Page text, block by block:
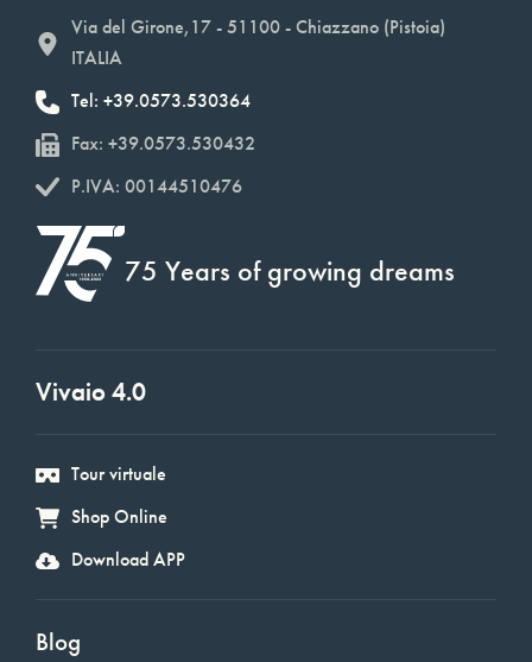
Via del Girone,17 - 51100 - Chiazzano (Pistoia)
ITALIA
Tel: +39.0573.530364
Fax: +39.0573.530432
P.IVA: 00144510476
75 Years of growing dreams
Vivaio 4.0
Tour virtuale
Shop Online
Download APP
Blog